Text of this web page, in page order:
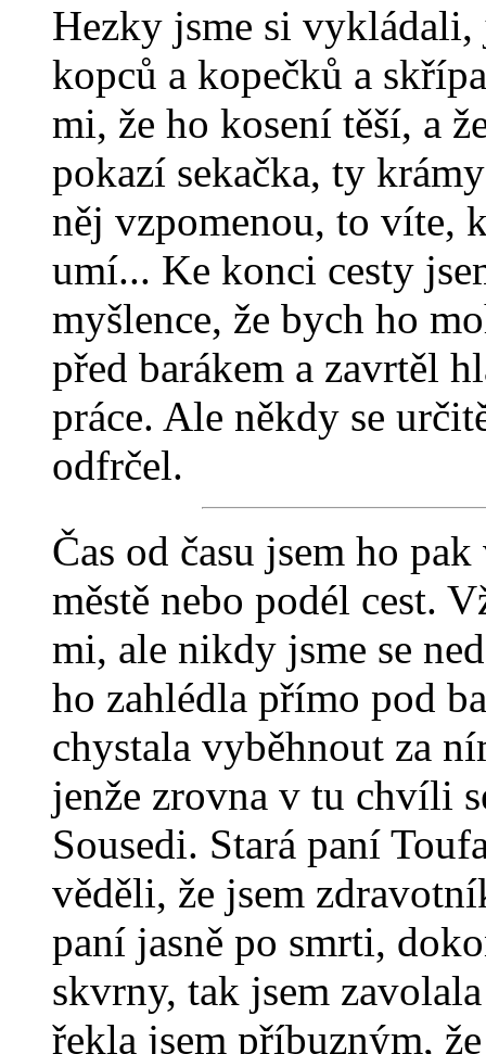
Hezky jsme si vykládali,
kopců a kopečků a
mi, že ho kosení těší, a
pokazí sekačka, ty
něj vzpomenou, to víte,
umí... Ke konci cesty
myšlence, že bych ho
před barákem a zavrtěl
práce. Ale někdy se
odfrčel.
Čas od času jsem ho
městě nebo podél cest.
mi, ale nikdy jsme se
ho zahlédla přímo pod
chystala vyběhnout za
jenže zrovna v tu chvíli
Sousedi. Stará paní
věděli, že jsem
paní jasně po smrti,
skvrny, tak jsem
řekla jsem příbuzným,